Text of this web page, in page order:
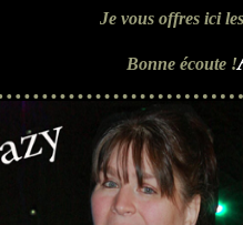
Je vous offres ici
Bonne écoute !